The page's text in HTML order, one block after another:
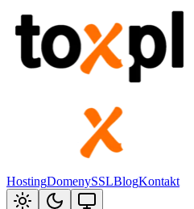
HostingDomenySSLBlogKontakt